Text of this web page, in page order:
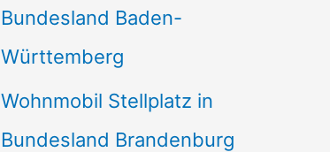
Bundesland Baden-
Württemberg
Wohnmobil Stellplatz in
Bundesland Brandenburg